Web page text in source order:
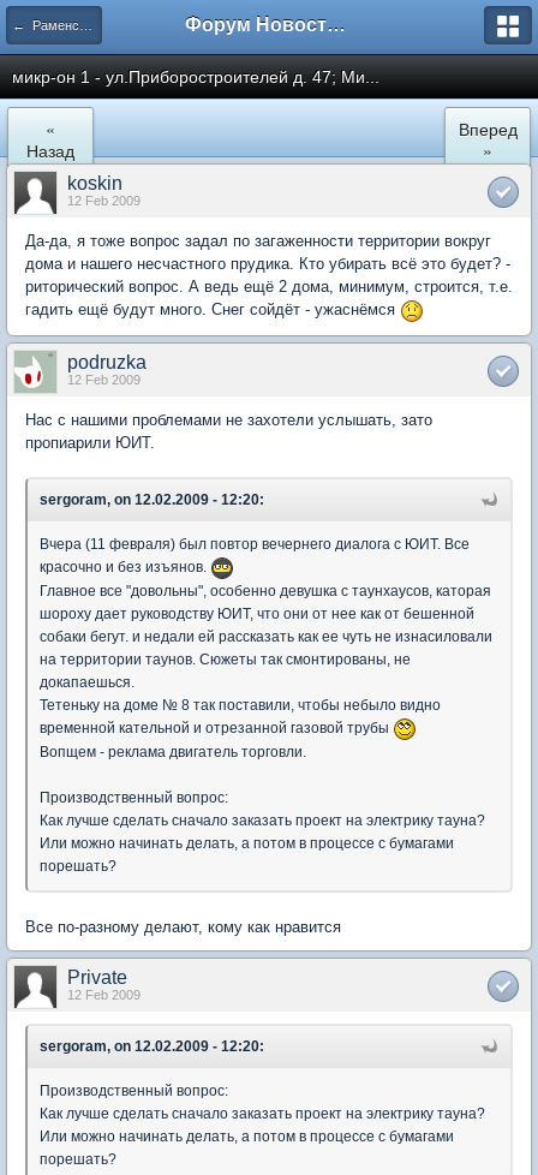
← Раменское Форум Новостройки
микр-он 1 - ул.Приборостроителей д. 47; Ми...
«
Назад
Вперед
»
koskin
12 Feb 2009
Да-да, я тоже вопрос задал по загаженности территории вокруг
дома и нашего несчастного прудика. Кто убирать всё это будет? -
риторический вопрос. А ведь ещё 2 дома, минимум, строится, т.е.
гадить ещё будут много. Снег сойдёт - ужаснёмся
podruzka
12 Feb 2009
Нас с нашими проблемами не захотели услышать, зато
пропиарили ЮИТ.
sergoram, on 12.02.2009 - 12:20:
Вчера (11 февраля) был повтор вечернего диалога с ЮИТ. Все
красочно и без изъянов.
Главное все "довольны", особенно девушка с таунхаусов, каторая
шороху дает руководству ЮИТ, что они от нее как от бешенной
собаки бегут. и недали ей рассказать как ее чуть не изнасиловали
на территории таунов. Сюжеты так смонтированы, не
докапаешься.
Тетеньку на доме № 8 так поставили, чтобы небыло видно
временной кательной и отрезанной газовой трубы
Вопщем - реклама двигатель торговли.
Производственный вопрос:
Как лучше сделать сначало заказать проект на электрику тауна?
Или можно начинать делать, а потом в процессе с бумагами
порешать?
Все по-разному делают, кому как нравится
Private
12 Feb 2009
sergoram, on 12.02.2009 - 12:20:
Производственный вопрос:
Как лучше сделать сначало заказать проект на электрику тауна?
Или можно начинать делать, а потом в процессе с бумагами
порешать?